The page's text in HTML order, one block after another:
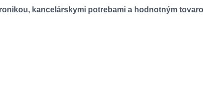
kancelárskymi potrebami a hodnotným